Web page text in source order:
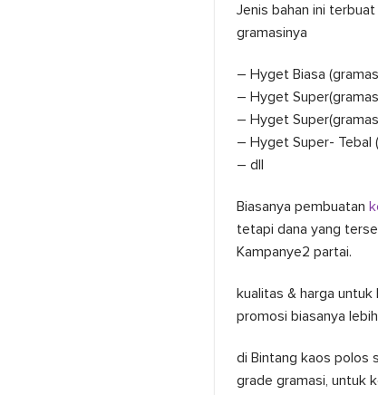
Jenis bahan ini
gramasinya
– Hyget Biasa
– Hyget
– Hyget
– Hyget Super- Tebal
– dll
Biasanya pembuatan
tetapi dana yang
Kampanye2 partai.
kualitas & harga
promosi biasanya
di Bintang kaos polos
grade gramasi, untuk